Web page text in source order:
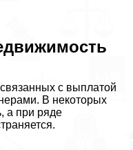
с выплатой
В некоторых
а при ряде